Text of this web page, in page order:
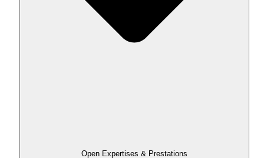
Open Expertises & Prestations